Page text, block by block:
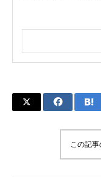
この記